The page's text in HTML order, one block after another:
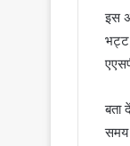
इस
बता
समय